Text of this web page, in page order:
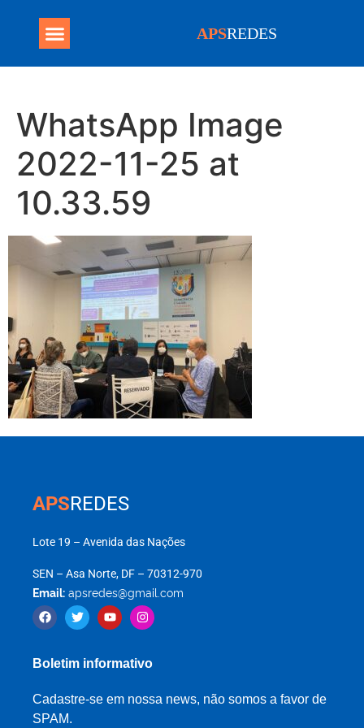
APSREDES
WhatsApp Image
2022-11-25 at
10.33.59
APSREDES
Lote 19 – Avenida das Nações
SEN – Asa Norte, DF – 70312-970
Email: apsredes@gmail.com
Boletim informativo
Cadastre-se em nossa news, não somos a favor de
SPAM.